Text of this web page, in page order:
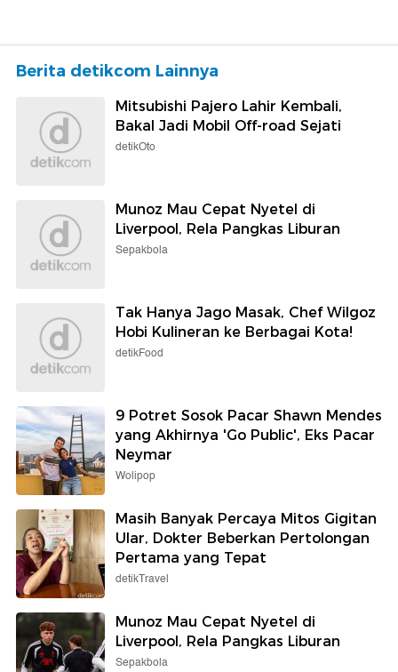
Berita detikcom Lainnya
Mitsubishi Pajero Lahir Kembali,
Bakal Jadi Mobil Off-road Sejati
detikOto
Munoz Mau Cepat Nyetel di
Liverpool, Rela Pangkas Liburan
Sepakbola
Tak Hanya Jago Masak, Chef Wilgoz
Hobi Kulineran ke Berbagai Kota!
detikFood
9 Potret Sosok Pacar Shawn Mendes
yang Akhirnya 'Go Public', Eks Pacar
Neymar
Wolipop
Masih Banyak Percaya Mitos Gigitan
Ular, Dokter Beberkan Pertolongan
Pertama yang Tepat
detikTravel
Munoz Mau Cepat Nyetel di
Liverpool, Rela Pangkas Liburan
Sepakbola